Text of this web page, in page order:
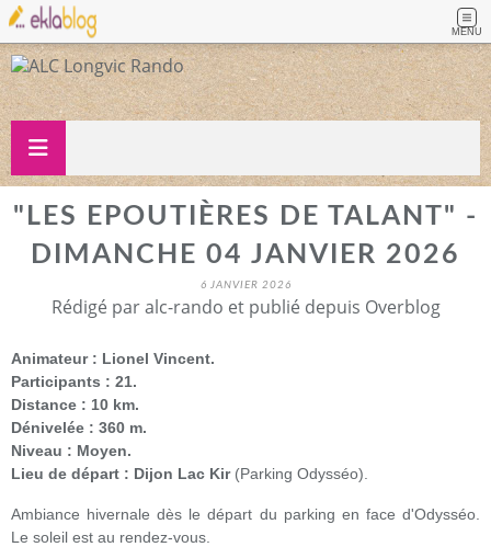
MENU
"LES EPOUTIÈRES DE TALANT" -
DIMANCHE 04 JANVIER 2026
6 JANVIER 2026
Rédigé par alc-rando et publié depuis Overblog
Animateur : Lionel Vincent.
Participants : 21.
Distance : 10 km.
Dénivelée : 360 m.
Niveau : Moyen.
Lieu de départ : Dijon Lac Kir(Parking Odysséo).
Ambiance hivernale dès le départ du parking en face d'Odysséo.
Le soleil est au rendez-vous.